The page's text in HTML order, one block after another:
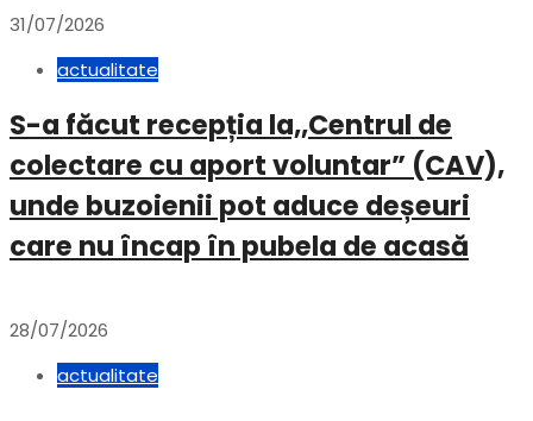
31/07/2026
actualitate
S-a făcut recepția la,,Centrul de
colectare cu aport voluntar” (CAV),
unde buzoienii pot aduce deșeuri
care nu încap în pubela de acasă
28/07/2026
actualitate